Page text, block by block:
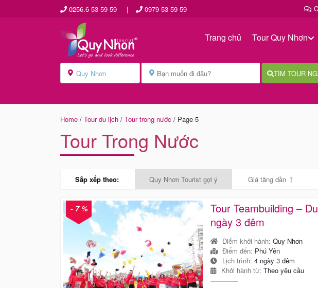
0256.6 53 59 59 | 0979 53 59 59
Trang chủ Tour Quy Nhơn
TÌM TOUR
Home / Tour du lịch / Tour trong nước / Page 5
Tour Trong Nước
Sắp xếp theo: Quy Nhơn Tourist gợi ý Giá tăng dần
- 7 %
Tour Teambuilding –
ngày 3 đêm
Điểm khởi hành: Quy Nhơn
Điểm đến: Phú Yên
Lịch trình: 4 ngày 3 đêm
Khởi hành từ: Theo yêu cầu